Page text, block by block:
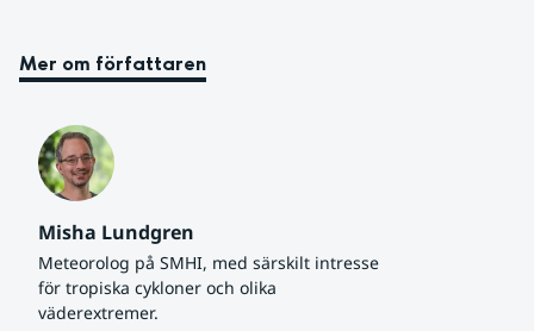
Mer om författaren
Misha Lundgren
Meteorolog på SMHI, med särskilt intresse
för tropiska cykloner och olika
väderextremer.